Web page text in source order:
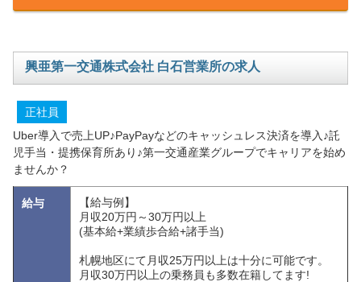
興亜第一交通株式会社 白石営業所の求人
正社員
Uber導入で売上UP♪PayPayなどのキャッシュレス決済を導入♪託
児手当・提携保育所あり♪第一交通産業グループでキャリアを始め
ませんか？
給与
【給与例】
月収20万円～30万円以上
(基本給+業績歩合給+諸手当)
札幌地区にて月収25万円以上は十分に可能です。
月収30万円以上の乗務員も多数在籍してます!